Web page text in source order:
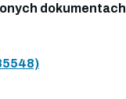
dokumentach